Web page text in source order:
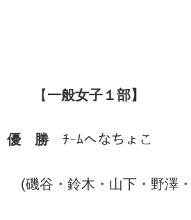
【一般女子１部】
優 勝ﾁｰﾑへなちょこ
(磯谷・鈴木・山下・野澤